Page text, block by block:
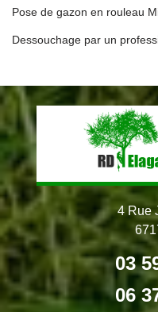
Pose de gazon en rouleau
Dessouchage par un
4 Rue
03
06